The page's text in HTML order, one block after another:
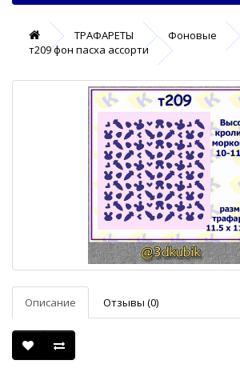
ТРАФАРЕТЫ
Фоновые
т209 фон пасха ассорти
Описание Отзывы (0)